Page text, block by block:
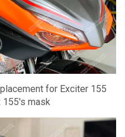
for Exciter 155
mask